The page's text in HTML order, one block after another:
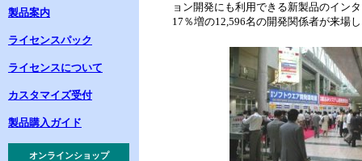
製品案内
ライセンスパック
ライセンスについて
カスタマイズ受付
製品購入ガイド
オンラインショップ
ョン開発にも利用できる新製品のイン
17％増の12,596名の開発関係者が来場